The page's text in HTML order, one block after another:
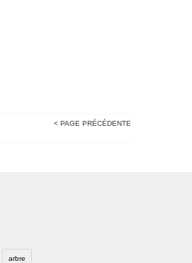
< PAGE PRÉCÉDENTE
arbre